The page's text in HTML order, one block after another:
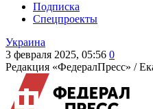
Подписка
Спецпроекты
Украина
3 февраля 2025, 05:56 0
Редакция «ФедералПресс» /